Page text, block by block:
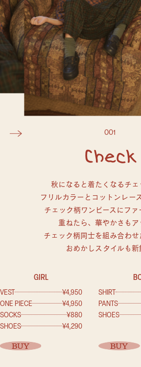
001
Check
秋になると着たくなるチェ
フリルカラーとコットンレー
チェック柄ワンピースにファ
重ねたら、華やかさもア
チェック柄同士を組み合わせ
おめかしスタイルも新
GIRL
VEST
¥4,950
ONE PIECE
¥4,950
SOCKS
¥880
SHOES
¥4,290
BUY
SHIRT
PANTS
SHOES
BUY